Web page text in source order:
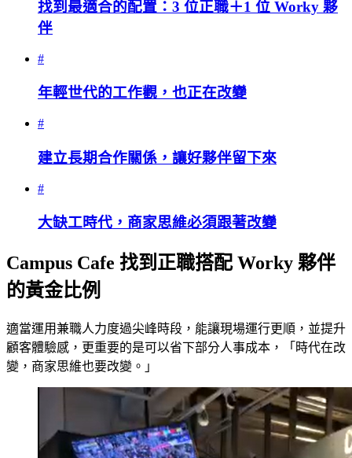
找到最適合的配置：3 位正職＋1 位 Worky 夥
伴
#
年輕世代的工作觀，也正在改變
#
建立長期合作關係，讓好夥伴留下來
#
大缺工時代，商家思維必須跟著改變
Campus Cafe 找到正職搭配 Worky 夥伴
的黃金比例
適當運用兼職人力度過尖峰時段，能讓現場運行更順，並提升
顧客體驗感，更重要的是可以省下部分人事成本，「時代在改
變，商家思維也要改變。」